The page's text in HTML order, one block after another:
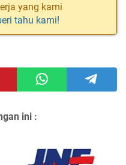
yang kami
tahu kami!
ini :